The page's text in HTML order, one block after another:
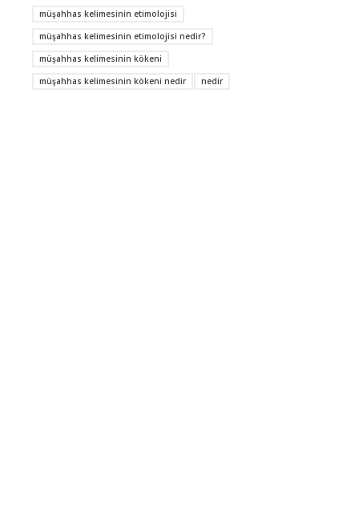
müşahhas kelimesinin etimolojisi
müşahhas kelimesinin etimolojisi nedir?
müşahhas kelimesinin kökeni
müşahhas kelimesinin kökeni nedir
nedir